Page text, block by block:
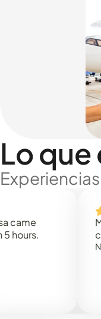
Lo
Molto